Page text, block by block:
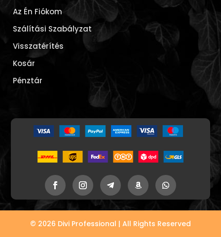
Az Én Fiókom
Szálítási Szabályzat
Visszatérítés
Kosár
Pénztár
© 2026 Divi Professional | All Rights Reserved